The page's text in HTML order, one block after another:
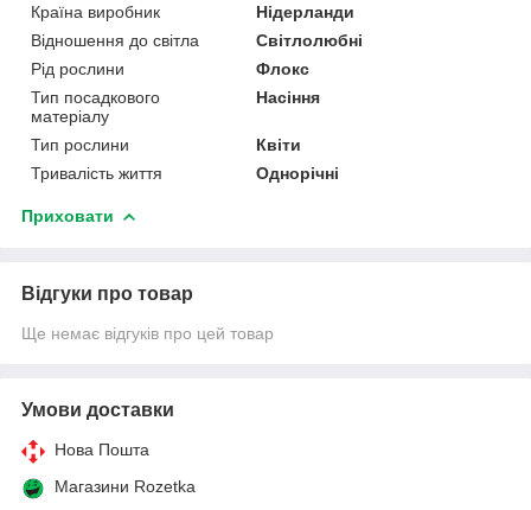
Країна виробник
Нідерланди
Відношення до світла
Світлолюбні
Рід рослини
Флокс
Тип посадкового
матеріалу
Насіння
Тип рослини
Квіти
Тривалість життя
Однорічні
Приховати
Відгуки про товар
Ще немає відгуків про цей товар
Умови доставки
Нова Пошта
Магазини Rozetka